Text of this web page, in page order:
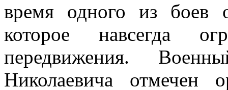
время одного из боев
которое навсегда
передвижения.
Николаевича отмечен